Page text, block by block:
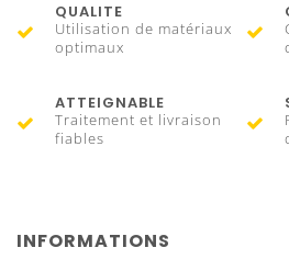
QUALITE
Utilisation de matériaux
optimaux
ATTEIGNABLE
Traitement et livraison
fiables
INFORMATIONS